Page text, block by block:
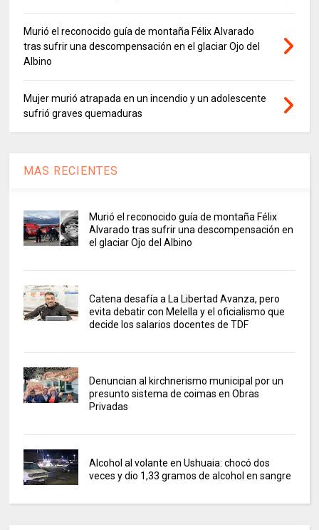
Murió el reconocido guía de montaña Félix Alvarado
tras sufrir una descompensación en el glaciar Ojo del
Albino
Mujer murió atrapada en un incendio y un adolescente
sufrió graves quemaduras
MAS RECIENTES
Murió el reconocido guía de montaña Félix
Alvarado tras sufrir una descompensación en
el glaciar Ojo del Albino
Catena desafía a La Libertad Avanza, pero
evita debatir con Melella y el oficialismo que
decide los salarios docentes de TDF
Denuncian al kirchnerismo municipal por un
presunto sistema de coimas en Obras
Privadas
Alcohol al volante en Ushuaia: chocó dos
veces y dio 1,33 gramos de alcohol en sangre